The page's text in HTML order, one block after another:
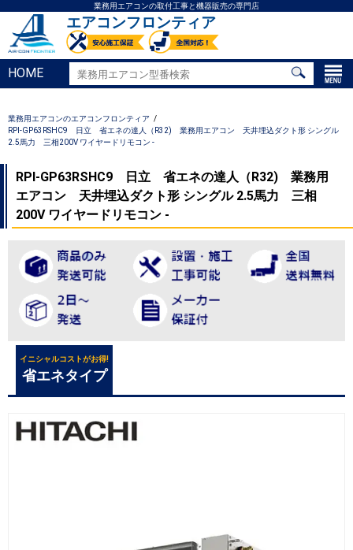
業務用エアコンの取付工事と機器販売の専門店
エアコンフロンティア
HOME
業務用エアコンのエアコンフロンティア
RPI-GP63RSHC9 日立 省エネの達人（R32) 業務用エアコン 天井埋込ダクト形 シングル
2.5馬力 三相200V ワイヤードリモコン -
RPI-GP63RSHC9 日立 省エネの達人（R32) 業務用
エアコン 天井埋込ダクト形 シングル 2.5馬力 三相
200V ワイヤードリモコン -
イニシャルコストがお得!
省エネタイプ